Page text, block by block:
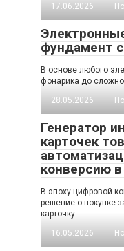
17.06.2026
фундамент
В основе любого
фонарика до
28.05.2026
Генератор
карточек
конверсию в
В эпоху цифровой
решение о покупке
карточку
16.05.2026